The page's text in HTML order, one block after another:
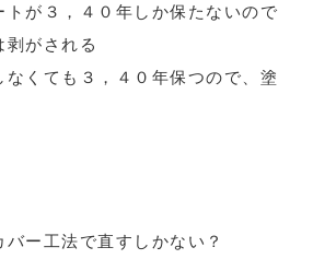
が３，４０年しか保たないので
剥がされる
くても３，４０年保つので、塗
バー工法で直すしかない？